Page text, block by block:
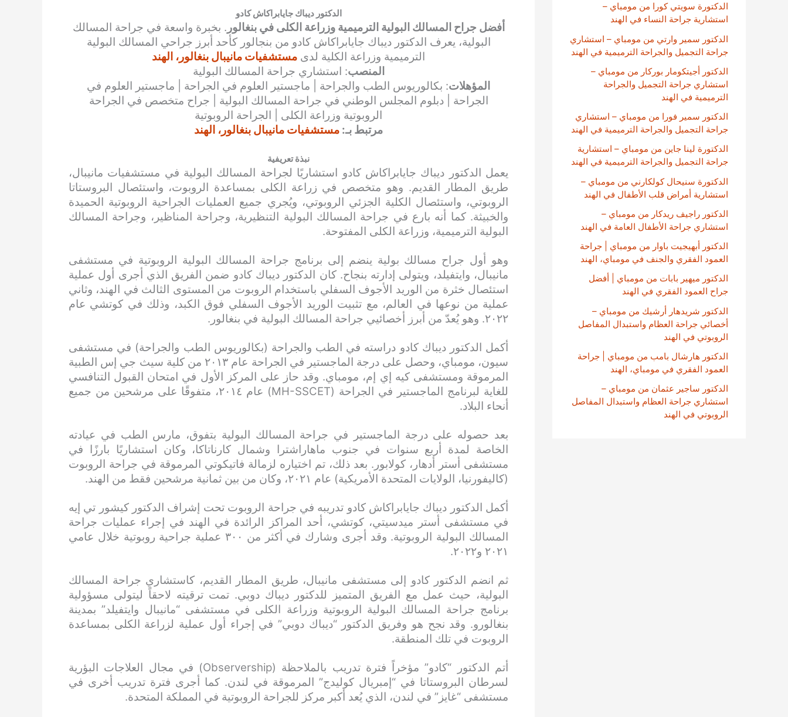
الدكتورة سويتي كورا من مومباي –
استشارية جراحة النساء في الهند
الدكتور سمير وارتي من مومباي – استشاري
جراحة التجميل والجراحة الترميمية في الهند
الدكتور أجيتكومار بوركار من مومباي –
استشاري جراحة التجميل والجراحة
الترميمية في الهند
الدكتور سمير فورا من مومباي – استشاري
جراحة التجميل والجراحة الترميمية في الهند
الدكتورة لينا جاين من مومباي – استشارية
جراحة التجميل والجراحة الترميمية في الهند
الدكتورة سنيحال كولكارني من مومباي –
استشارية أمراض قلب الأطفال في الهند
الدكتور راجيف ريدكار من مومباي –
استشاري جراحة الأطفال العامة في الهند
الدكتور أبهيجيت باوار من مومباي | جراحة
العمود الفقري والجنف في مومباي، الهند
الدكتور ميهير بابات من مومباي | أفضل
جراح العمود الفقري في الهند
الدكتور شريدهار أرشيك من مومباي –
أخصائي جراحة العظام واستبدال المفاصل
الروبوتي في الهند
الدكتور هارشال بامب من مومباي | جراحة
العمود الفقري في مومباي، الهند
الدكتور ساجير عثمان من مومباي –
استشاري جراحة العظام واستبدال المفاصل
الروبوتي في الهند
الدكتور ديباك جايابراكاش كادو
أفضل جراح المسالك البولية الترميمية وزراعة الكلى في بنغالور . بخبرة واسعة في جراحة المسالك
البولية، يعرف الدكتور ديباك جايابراكاش كادو من بنجالور كأحد أبرز جراحي المسالك البولية
الترميمية وزراعة الكلية لدى مستشفيات مانيبال بنغالور، الهند
المنصب: استشاري جراحة المسالك البولية
المؤهلات: بكالوريوس الطب والجراحة | ماجستير العلوم في الجراحة | ماجستير العلوم في
الجراحة | دبلوم المجلس الوطني في جراحة المسالك البولية | جراح متخصص في الجراحة
الروبوتية وزراعة الكلى | الجراحة الروبوتية
مرتبط بـ: مستشفيات مانيبال بنغالور، الهند
نبذة تعريفية
يعمل الدكتور ديباك جايابراكاش كادو استشاريًا لجراحة المسالك البولية في مستشفيات مانيبال،
طريق المطار القديم. وهو متخصص في زراعة الكلى بمساعدة الروبوت، واستئصال البروستاتا
الروبوتي، واستئصال الكلية الجزئي الروبوتي، ويُجري جميع العمليات الجراحية الروبوتية الحميدة
والخبيثة. كما أنه بارع في جراحة المسالك البولية التنظيرية، وجراحة المناظير، وجراحة المسالك
البولية الترميمية، وزراعة الكلى المفتوحة.
وهو أول جراح مسالك بولية ينضم إلى برنامج جراحة المسالك البولية الروبوتية في مستشفى
مانيبال، وايتفيلد، ويتولى إدارته بنجاح. كان الدكتور ديباك كادو ضمن الفريق الذي أجرى أول عملية
استئصال خثرة من الوريد الأجوف السفلي باستخدام الروبوت من المستوى الثالث في الهند، وثاني
عملية من نوعها في العالم، مع تثبيت الوريد الأجوف السفلي فوق الكبد، وذلك في كوتشي عام
٢٠٢٢. وهو يُعدّ من أبرز أخصائيي جراحة المسالك البولية في بنغالور.
أكمل الدكتور ديباك كادو دراسته في الطب والجراحة (بكالوريوس الطب والجراحة) في مستشفى
سيون، مومباي، وحصل على درجة الماجستير في الجراحة عام ٢٠١٣ من كلية سيث جي إس الطبية
المرموقة ومستشفى كيه إي إم، مومباي. وقد حاز على المركز الأول في امتحان القبول التنافسي
للغاية لبرنامج الماجستير في الجراحة (MH-SSCET) عام ٢٠١٤، متفوقًا على مرشحين من جميع
أنحاء البلاد.
بعد حصوله على درجة الماجستير في جراحة المسالك البولية بتفوق، مارس الطب في عيادته
الخاصة لمدة أربع سنوات في جنوب ماهاراشترا وشمال كارناتاكا، وكان استشاريًا بارزًا في
مستشفى أستر أدهار، كولابور. بعد ذلك، تم اختياره لزمالة فاتيكوتي المرموقة في جراحة الروبوت
(كاليفورنيا، الولايات المتحدة الأمريكية) عام ٢٠٢١، وكان من بين ثمانية مرشحين فقط من الهند.
أكمل الدكتور ديباك جايابراكاش كادو تدريبه في جراحة الروبوت تحت إشراف الدكتور كيشور تي إيه
في مستشفى أستر ميدسيتي، كوتشي، أحد المراكز الرائدة في الهند في إجراء عمليات جراحة
المسالك البولية الروبوتية. وقد أجرى وشارك في أكثر من ٣٠٠ عملية جراحية روبوتية خلال عامي
٢٠٢١ و٢٠٢٢.
ثم انضم الدكتور كادو إلى مستشفى مانيبال، طريق المطار القديم، كاستشاري جراحة المسالك
البولية، حيث عمل مع الفريق المتميز للدكتور ديباك دوبي. تمت ترقيته لاحقاً ليتولى مسؤولية
برنامج جراحة المسالك البولية الروبوتية وزراعة الكلى في مستشفى “مانيبال وايتفيلد” بمدينة
بنغالورو. وقد نجح هو وفريق الدكتور “ديباك دوبي” في إجراء أول عملية لزراعة الكلى بمساعدة
الروبوت في تلك المنطقة.
أتم الدكتور “كادو” مؤخراً فترة تدريب بالملاحظة (Observership) في مجال العلاجات البؤرية
لسرطان البروستاتا في “إمبريال كوليدج” المرموقة في لندن. كما أجرى فترة تدريب أخرى في
مستشفى “غايز” في لندن، الذي يُعد أكبر مركز للجراحة الروبوتية في المملكة المتحدة.